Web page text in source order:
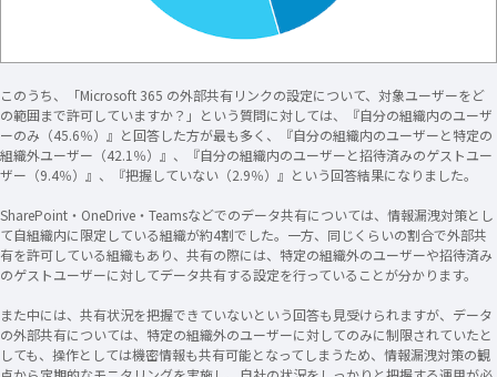
このうち、「Microsoft 365 の外部共有リンクの設定について、対象ユーザーをど
の範囲まで許可していますか？」という質問に対しては、『自分の組織内のユーザ
ーのみ（45.6％）』と回答した方が最も多く、『自分の組織内のユーザーと特定の
組織外ユーザー（42.1％）』、『自分の組織内のユーザーと招待済みのゲストユー
ザー（9.4％）』、『把握していない（2.9％）』という回答結果になりました。
SharePoint・OneDrive・Teamsなどでのデータ共有については、情報漏洩対策とし
て自組織内に限定している組織が約4割でした。一方、同じくらいの割合で外部共
有を許可している組織もあり、共有の際には、特定の組織外のユーザーや招待済み
のゲストユーザーに対してデータ共有する設定を行っていることが分かります。
また中には、共有状況を把握できていないという回答も見受けられますが、データ
の外部共有については、特定の組織外のユーザーに対してのみに制限されていたと
しても、操作としては機密情報も共有可能となってしまうため、情報漏洩対策の観